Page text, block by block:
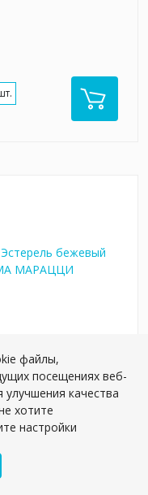
бежевый
файлы,
посещениях веб-
качества
хотите
настройки